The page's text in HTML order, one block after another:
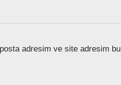
adresim ve site adresim bu